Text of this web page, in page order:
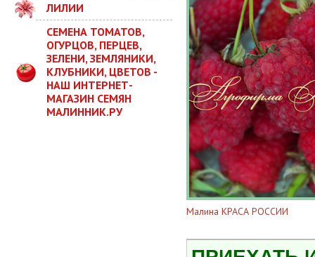
ЛИЛИИ
СЕМЕНА ТОМАТОВ,
ОГУРЦОВ, ПЕРЦЕВ,
ЗЕЛЕНИ, ЗЕМЛЯНИКИ,
КЛУБНИКИ, ЦВЕТОВ -
НАШ ИНТЕРНЕТ-
МАГАЗИН СЕМЯН
МАЛИННИК.РУ
Малина КРАСА РОССИИ